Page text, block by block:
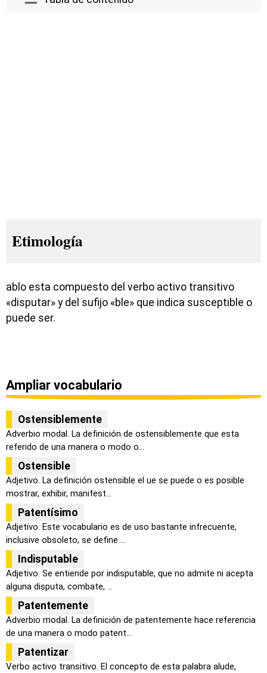
Etimología
ablo esta compuesto del verbo activo transitivo
«disputar» y del sufijo «ble» que indica susceptible o
puede ser.
Ampliar vocabulario
Ostensiblemente
Adverbio modal. La definición de ostensiblemente que esta
referido de una manera o modo o...
Ostensible
Adjetivo. La definición ostensible el ue se puede o es posible
mostrar, exhibir, manifest...
Patentísimo
Adjetivo. Este vocabulario es de uso bastante infrecuente,
inclusive obsoleto, se define ...
Indisputable
Adjetivo. Se entiende por indisputable, que no admite ni acepta
alguna disputa, combate, ...
Patentemente
Adverbio modal. La definición de patentemente hace referencia
de una manera o modo patent...
Patentizar
Verbo activo transitivo. El concepto de esta palabra alude,